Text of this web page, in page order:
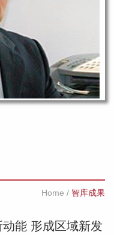
Home / 智库成果
能 形成区域新发